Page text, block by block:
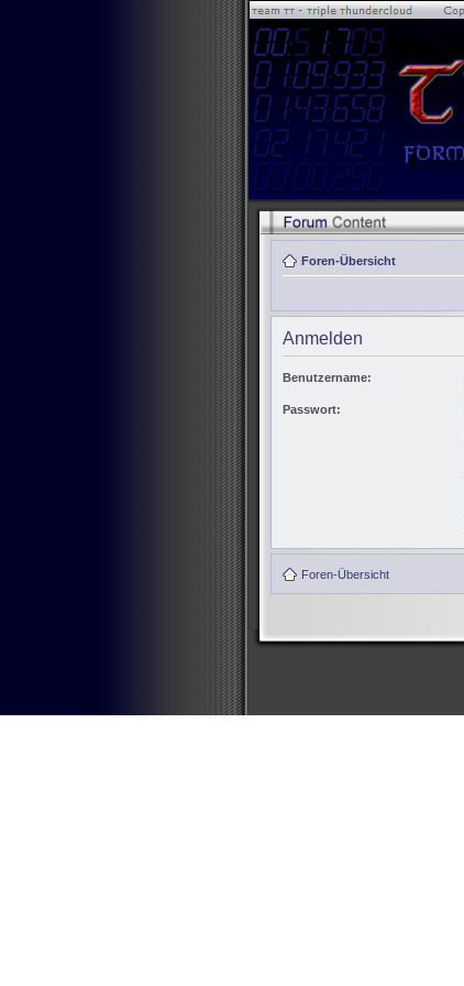
Foren-Übersicht
Anmelden
Benutzername:
Passwort:
Foren-Übersicht